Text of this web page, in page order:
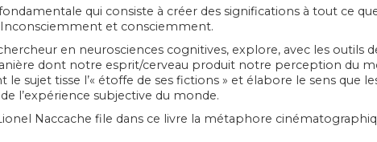
qui consiste à créer des significations à tout ce
et consciemment.
en neurosciences cognitives, explore, avec les outils
dont notre esprit/cerveau produit notre perception du
sujet tisse l’« étoffe de ses fictions » et élabore le sens que
l’expérience subjective du monde.
Naccache file dans ce livre la métaphore